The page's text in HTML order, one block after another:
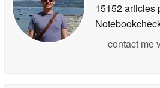
15152 articles
contact me